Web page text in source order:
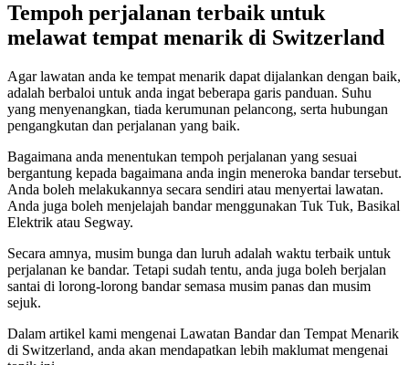
Tempoh perjalanan terbaik untuk
melawat tempat menarik di Switzerland
Agar lawatan anda ke tempat menarik dapat dijalankan dengan baik,
adalah berbaloi untuk anda ingat beberapa garis panduan. Suhu
yang menyenangkan, tiada kerumunan pelancong, serta hubungan
pengangkutan dan perjalanan yang baik.
Bagaimana anda menentukan tempoh perjalanan yang sesuai
bergantung kepada bagaimana anda ingin meneroka bandar tersebut.
Anda boleh melakukannya secara sendiri atau menyertai lawatan.
Anda juga boleh menjelajah bandar menggunakan Tuk Tuk, Basikal
Elektrik atau Segway.
Secara amnya, musim bunga dan luruh adalah waktu terbaik untuk
perjalanan ke bandar. Tetapi sudah tentu, anda juga boleh berjalan
santai di lorong-lorong bandar semasa musim panas dan musim
sejuk.
Dalam artikel kami mengenai Lawatan Bandar dan Tempat Menarik
di Switzerland, anda akan mendapatkan lebih maklumat mengenai